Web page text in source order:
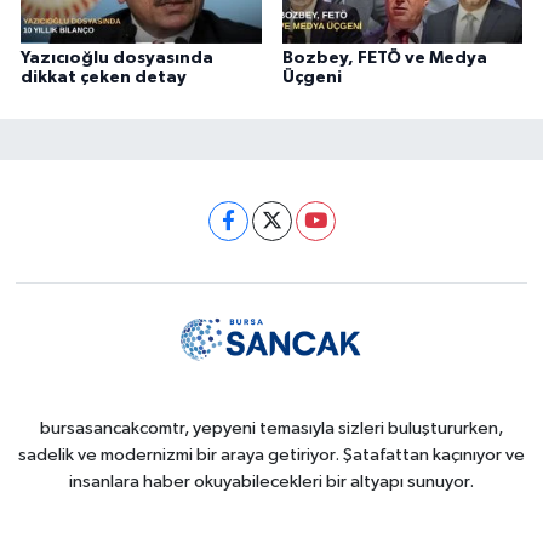
Yazıcıoğlu dosyasında
dikkat çeken detay
Bozbey, FETÖ ve Medya
Üçgeni
bursasancakcomtr, yepyeni temasıyla sizleri buluştururken,
sadelik ve modernizmi bir araya getiriyor. Şatafattan kaçınıyor ve
insanlara haber okuyabilecekleri bir altyapı sunuyor.